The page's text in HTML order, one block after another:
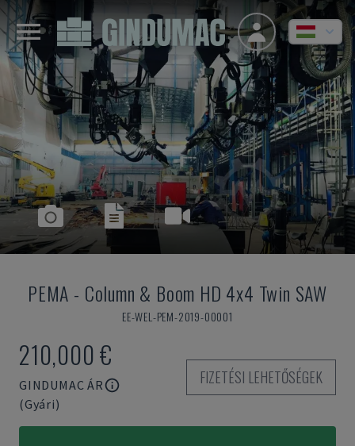
PEMA - Column & Boom HD 4x4 Twin SAW
EE-WEL-PEM-2019-00001
210,000 €
GINDUMAC ÁR
(Gyári)
FIZETÉSI LEHETŐSÉGEK